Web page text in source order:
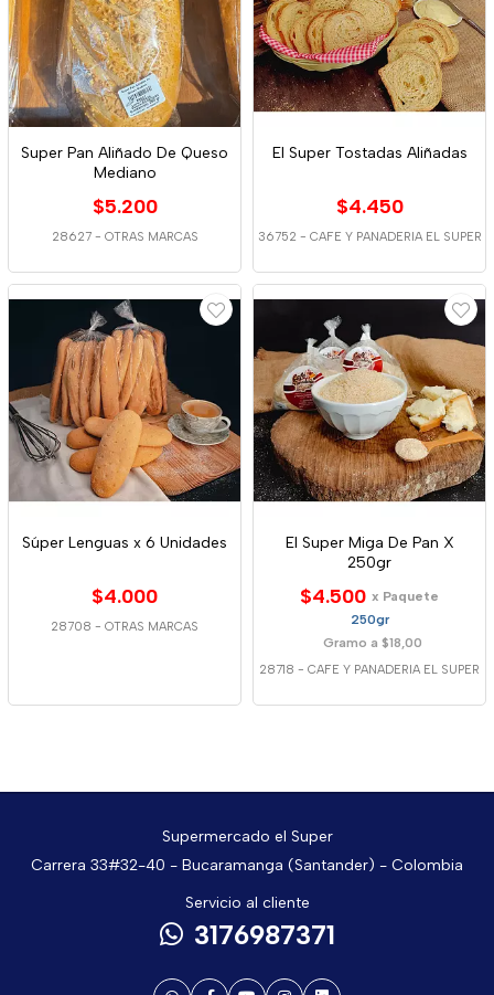
Super Pan Aliñado De Queso
Mediano
$5.200
28627 - OTRAS MARCAS
El Super Tostadas Aliñadas
$4.450
36752 - CAFE Y PANADERIA EL SUPER
Súper Lenguas x 6 Unidades
$4.000
28708 - OTRAS MARCAS
El Super Miga De Pan X
250gr
$4.500 x Paquete
250gr
Gramo a $18,00
28718 - CAFE Y PANADERIA EL SUPER
Supermercado el Super
Carrera 33#32-40 - Bucaramanga (Santander) - Colombia
Servicio al cliente
3176987371